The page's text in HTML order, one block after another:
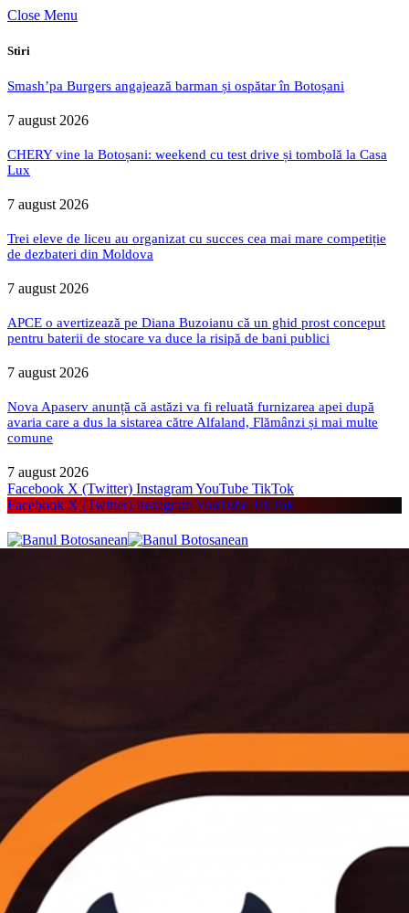
Close Menu
Stiri
Smash’pa Burgers angajează barman și ospătar în Botoșani
7 august 2026
CHERY vine la Botoșani: weekend cu test drive și tombolă la Casa
Lux
7 august 2026
Trei eleve de liceu au organizat cu succes cea mai mare competiție
de dezbateri din Moldova
7 august 2026
APCE o avertizează pe Diana Buzoianu că un ghid prost conceput
pentru baterii de stocare va duce la risipă de bani publici
7 august 2026
Nova Apaserv anunță că astăzi va fi reluată furnizarea apei după
avaria care a dus la sistarea către Alfaland, Flămânzi și mai multe
comune
7 august 2026
Facebook X (Twitter) InstagramYouTube TikTok
Facebook X (Twitter) InstagramYouTube TikTok